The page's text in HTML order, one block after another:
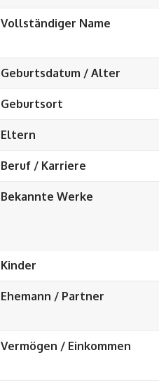
Vollständiger Name
Geburtsdatum / Alter
Geburtsort
Eltern
Beruf / Karriere
Bekannte Werke
Kinder
Ehemann / Partner
Vermögen / Einkommen